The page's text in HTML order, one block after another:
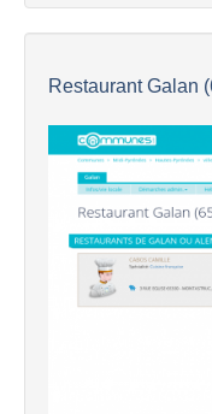
Restaurant Galan